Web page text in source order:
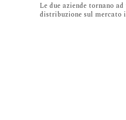
Le due aziende tornano
distribuzione sul mercato